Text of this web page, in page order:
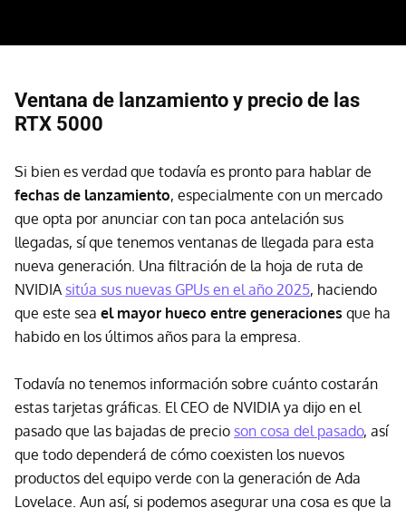
Ventana de lanzamiento y precio de las
RTX 5000
Si bien es verdad que todavía es pronto para hablar de
fechas de lanzamiento, especialmente con un mercado
que opta por anunciar con tan poca antelación sus
llegadas, sí que tenemos ventanas de llegada para esta
nueva generación. Una filtración de la hoja de ruta de
NVIDIA sitúa sus nuevas GPUs en el año 2025, haciendo
que este sea el mayor hueco entre generaciones que ha
habido en los últimos años para la empresa.
Todavía no tenemos información sobre cuánto costarán
estas tarjetas gráficas. El CEO de NVIDIA ya dijo en el
pasado que las bajadas de precio son cosa del pasado, así
que todo dependerá de cómo coexisten los nuevos
productos del equipo verde con la generación de Ada
Lovelace. Aun así, si podemos asegurar una cosa es que la